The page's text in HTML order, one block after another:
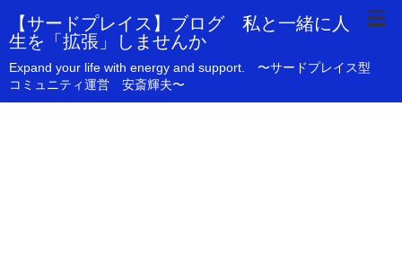
【サードプレイス】ブログ 私と一緒に人
生を「拡張」しませんか
Expand your life with energy and support. 〜サードプレイス型
コミュニティ運営 安斎輝夫〜